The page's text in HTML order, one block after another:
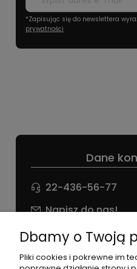
*Zapisując się do newslettera
prywatności
Dane
22-436-56-77
Napisz do nas!
NIP: 826 186 42 29
Dbamy o Twoją
Pliki cookies i pokrewne im